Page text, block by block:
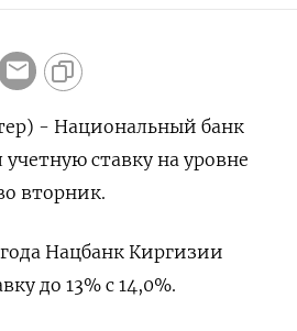
- Национальный банк
ставку на уровне
вторник.
Нацбанк Киргизии
до 13% с 14,0%.